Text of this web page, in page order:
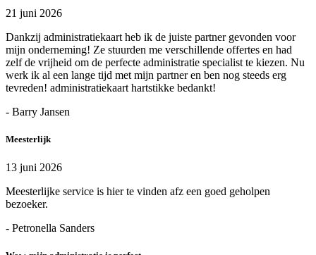
21 juni 2026
Dankzij administratiekaart heb ik de juiste partner gevonden voor
mijn onderneming! Ze stuurden me verschillende offertes en had
zelf de vrijheid om de perfecte administratie specialist te kiezen. Nu
werk ik al een lange tijd met mijn partner en ben nog steeds erg
tevreden! administratiekaart hartstikke bedankt!
- Barry Jansen
Meesterlijk
13 juni 2026
Meesterlijke service is hier te vinden afz een goed geholpen
bezoeker.
- Petronella Sanders